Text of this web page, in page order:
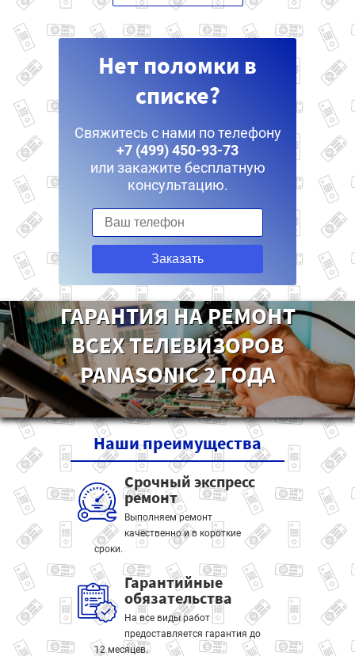
Нет поломки в
списке?
Свяжитесь с нами по телефону
+7 (499) 450-93-73
или закажите бесплатную
консультацию.
Заказать
ГАРАНТИЯ НА РЕМОНТ
ВСЕХ ТЕЛЕВИЗОРОВ
PANASONIC 2 ГОДА
Нашипреимущества
Срочный экспресс
ремонт
Выполняем ремонт
качественно и в короткие
сроки.
Гарантийные
обязательства
На все виды работ
предоставляется гарантия до
12 месяцев.